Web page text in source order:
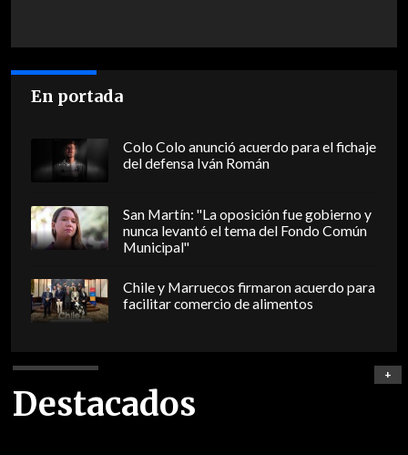
En portada
Colo Colo anunció acuerdo para el fichaje
del defensa Iván Román
San Martín: "La oposición fue gobierno y
nunca levantó el tema del Fondo Común
Municipal"
Chile y Marruecos firmaron acuerdo para
facilitar comercio de alimentos
Destacados
+